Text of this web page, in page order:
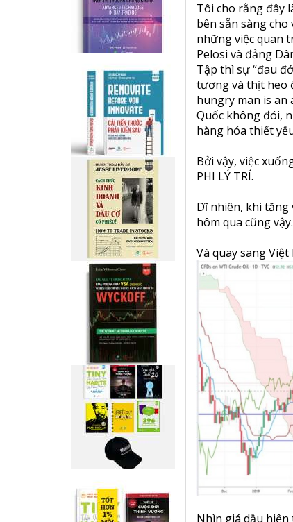
Tôi cho rằng đây
bên sẵn sàng
những việc quan
Pelosi và đảng
Tập thì sự “đau
tương và thịt heo
hungry man is an
Quốc không đói,
hàng hóa thiết
Bởi vậy, việc
PHI LÝ TRÍ.
Dĩ nhiên, khi
hôm qua cũng vậy.
Và quay sang
Nhìn giá dầu